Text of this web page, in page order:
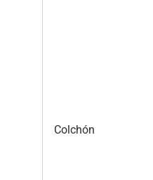
Colchón